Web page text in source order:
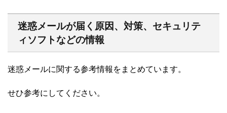
迷惑メールが届く原因、対策、セキュリテ
ィソフトなどの情報
迷惑メールに関する参考情報をまとめています。
せひ参考にしてください。